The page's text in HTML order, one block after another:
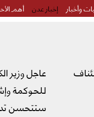
وأخبار إخبار عدن أهم
عاجل وزير
للحوكمة
ستتحسن